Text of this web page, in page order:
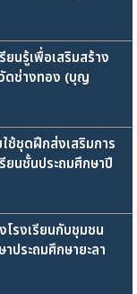
นรู้เพื่อเสริมสร้าง
วัดช่างทอง (บุญ
ช้ชุดฝึกส่งเสริมการ
ยนชั้นประถมศึกษาปี
โรงเรียนกับชุมชน
ประถมศึกษายะลา